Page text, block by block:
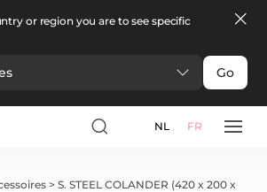
or region you are to see specific
Go
NL FR
>S. STEEL COLANDER (420 x 200 x